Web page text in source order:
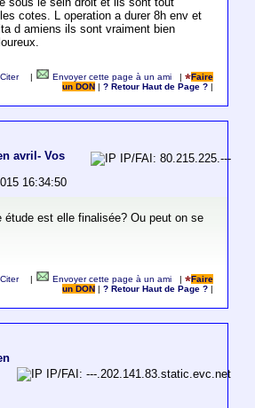
cotes. L operation a durer 8h env et
d amiens ils sont vraiment bien
Citer Envoyer cette page à un ami |
Faire
un DON
|? Retour Haut de Page ?
avril- Vos
16:34:50
IP/FAI: 80.215.225.---
étude est elle finalisée? Ou peut on se
Citer Envoyer cette page à un ami |
Faire
un DON
|? Retour Haut de Page ?
IP/FAI: ---.202.141.83.static.evc.net